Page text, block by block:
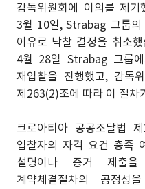
감독위원회에 이의를 제
3월 10일, Strabag 그룹의
이유로 낙찰 결정을 취소
4월 28일 Strabag 그룹
재입찰을 진행했고, 감독
제263(2)조에 따라 이 절차
크로아티아 공공조달법
입찰자의 자격 요건 충족
설명이나 증거 제출
계약체결절차의 공정